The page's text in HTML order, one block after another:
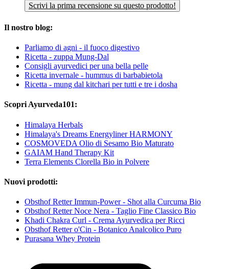
Scrivi la prima recensione su questo prodotto!
Il nostro blog:
Parliamo di agni - il fuoco digestivo
Ricetta - zuppa Mung-Dal
Consigli ayurvedici per una bella pelle
Ricetta invernale - hummus di barbabietola
Ricetta - mung dal kitchari per tutti e tre i dosha
Scopri Ayurveda101:
Himalaya Herbals
Himalaya's Dreams Energyliner HARMONY
COSMOVEDA Olio di Sesamo Bio Maturato
GAIAM Hand Therapy Kit
Terra Elements Clorella Bio in Polvere
Nuovi prodotti:
Obsthof Retter Immun-Power - Shot alla Curcuma Bio
Obsthof Retter Noce Nera - Taglio Fine Classico Bio
Khadi Chakra Curl - Crema Ayurvedica per Ricci
Obsthof Retter o'Cin - Botanico Analcolico Puro
Purasana Whey Protein